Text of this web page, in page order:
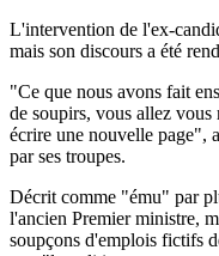
L'intervention de l'ex-
mais son discours a été
"Ce que nous avons fait
de soupirs, vous allez vous
écrire une nouvelle page",
par ses troupes.
Décrit comme "ému" par
l'ancien Premier ministre,
soupçons d'emplois fictifs